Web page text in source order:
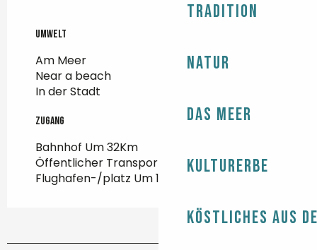
Tradition
Natur
Das Meer
Kulturerbe
Köstliches aus
Umwelt
Umwelt
Am Meer
Near a beach
In der Stadt
Zugang
Zugang
Bahnhof Um 32Km
Öffentlicher Transport Um 600m
Flughafen-/platz Um 106Km